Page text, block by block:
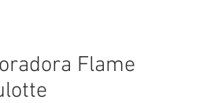
Flame